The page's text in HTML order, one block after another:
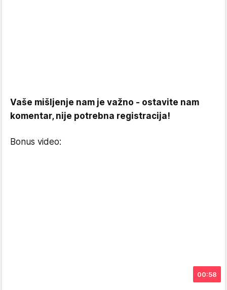
Vaše mišljenje nam je važno - ostavite nam
komentar, nije potrebna registracija!
Bonus video:
00:58